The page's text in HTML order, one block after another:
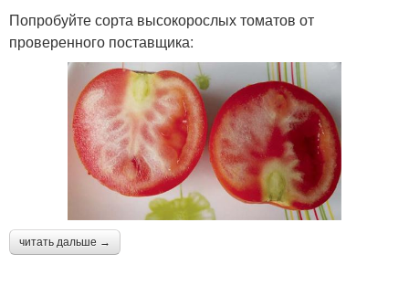
Попробуйте сорта высокорослых томатов от
проверенного поставщика:
читать дальше →